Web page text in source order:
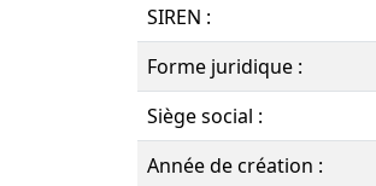
SIREN :
Forme juridique :
Siège social :
Année de création :